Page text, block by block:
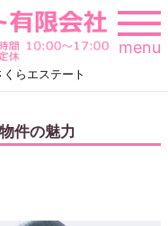
らエステート
menu
件の魅力